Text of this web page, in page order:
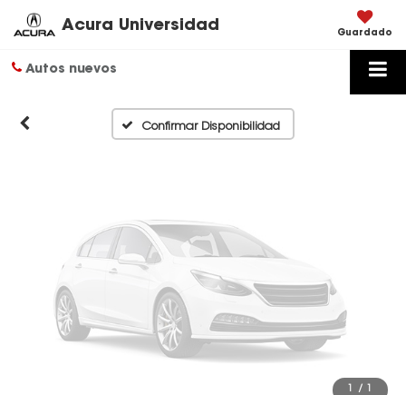
Acura Universidad Guardado
Autos nuevos
Confirmar Disponibilidad
Disponibles
Por favor, revise luego
/